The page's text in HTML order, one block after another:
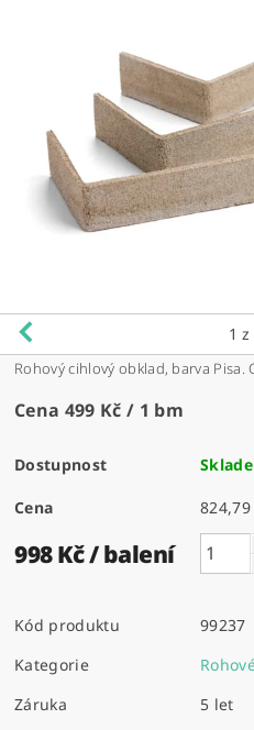
1 z
Rohový cihlový obklad, barva Pisa.
Cena 499 Kč / 1 bm
Dostupnost
Cena
998 Kč/ balení
Kód produktu
99237
Kategorie
Záruka
5 let